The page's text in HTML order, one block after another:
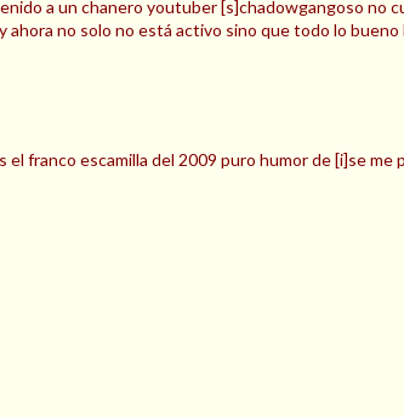
a un chanero youtuber [s]chadowgangoso no
ahora no solo no está activo sino que todo lo bueno
el franco escamilla del 2009 puro humor de [i]se